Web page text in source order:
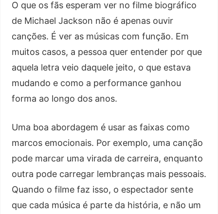
O que os fãs esperam ver no filme biográfico
de Michael Jackson não é apenas ouvir
canções. É ver as músicas com função. Em
muitos casos, a pessoa quer entender por que
aquela letra veio daquele jeito, o que estava
mudando e como a performance ganhou
forma ao longo dos anos.
Uma boa abordagem é usar as faixas como
marcos emocionais. Por exemplo, uma canção
pode marcar uma virada de carreira, enquanto
outra pode carregar lembranças mais pessoais.
Quando o filme faz isso, o espectador sente
que cada música é parte da história, e não um